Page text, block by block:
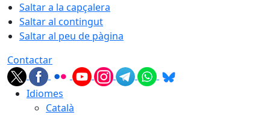
Saltar a la capçalera
Saltar al contingut
Saltar al peu de pàgina
Contactar
Idiomes
Català